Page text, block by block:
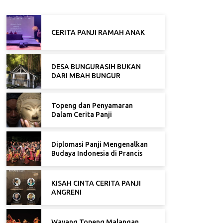
CERITA PANJI RAMAH ANAK
DESA BUNGURASIH BUKAN
DARI MBAH BUNGUR
Topeng dan Penyamaran
Dalam Cerita Panji
Diplomasi Panji Mengenalkan
Budaya Indonesia di Prancis
KISAH CINTA CERITA PANJI
ANGRENI